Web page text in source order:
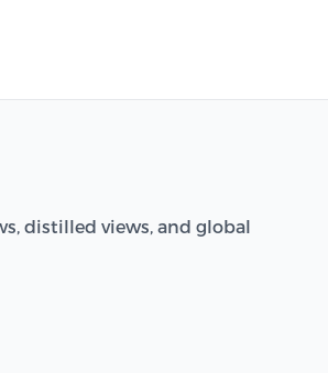
distilled views, and global